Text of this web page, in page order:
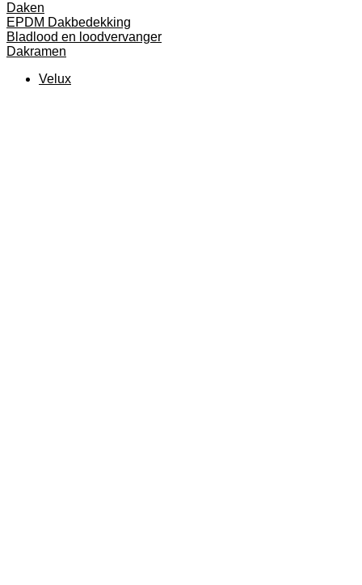
Daken
EPDM Dakbedekking
Bladlood en loodvervanger
Dakramen
Velux